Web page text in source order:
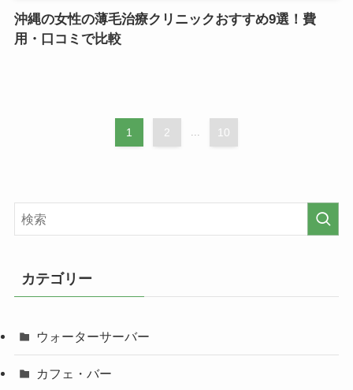
沖縄の女性の薄毛治療クリニックおすすめ9選！費
用・口コミで比較
1 2 ... 10
カテゴリー
ウォーターサーバー
カフェ・バー